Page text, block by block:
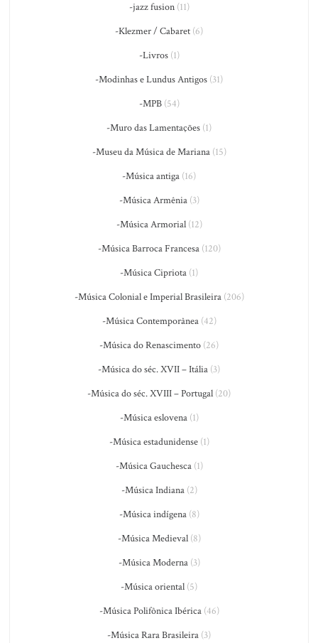
-jazz fusion(11)
-Klezmer / Cabaret (6)
-Livros(1)
-Modinhas e Lundus Antigos (31)
-MPB(54)
-Muro das Lamentações (1)
-Museu da Música de Mariana(15)
-Música antiga (16)
-Música Armênia(3)
-Música Armorial(12)
-Música Barroca Francesa(120)
-Música Cipriota (1)
-Música Colonial e Imperial Brasileira(206)
-Música Contemporânea(42)
-Música do Renascimento (26)
-Música do séc. XVII – Itália (3)
-Música do séc. XVIII – Portugal (20)
-Música eslovena(1)
-Música estadunidense(1)
-Música Gauchesca(1)
-Música Indiana(2)
-Música indígena(8)
-Música Medieval(8)
-Música Moderna(3)
-Música oriental (5)
-Música Polifônica Ibérica(46)
-Música Rara Brasileira (3)